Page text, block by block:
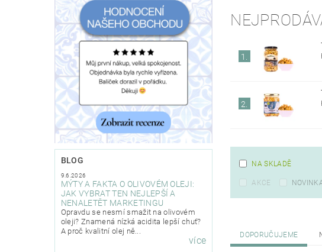
BLOG
9.6.2026
MÝTY A FAKTA O OLIVOVÉM OLEJI:
JAK VYBRAT TEN NEJLEPŠÍ A
NENALETĚT MARKETINGU
Opravdu se nesmí smažit na olivovém
oleji? Znamená nízká acidita lepší chuť?
A proč kvalitní olej ně...
více
1.
2.
NA SKLADĚ
AKCE
DOPORUČUJEME